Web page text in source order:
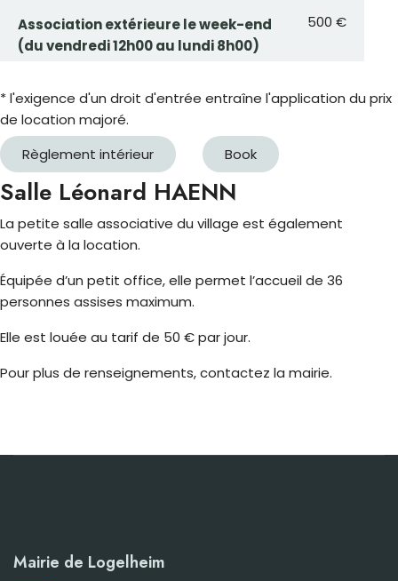
Association extérieure le week-end
(du vendredi 12h00 au lundi 8h00)
500 €
* l'exigence d'un droit d'entrée entraîne l'application du prix
de location majoré.
Règlement intérieur
Book
Salle Léonard HAENN
La petite salle associative du village est également
ouverte à la location.
Équipée d’un petit office, elle permet l’accueil de 36
personnes assises maximum.
Elle est louée au tarif de 50 € par jour.
Pour plus de renseignements, contactez la mairie.
Mairie de Logelheim